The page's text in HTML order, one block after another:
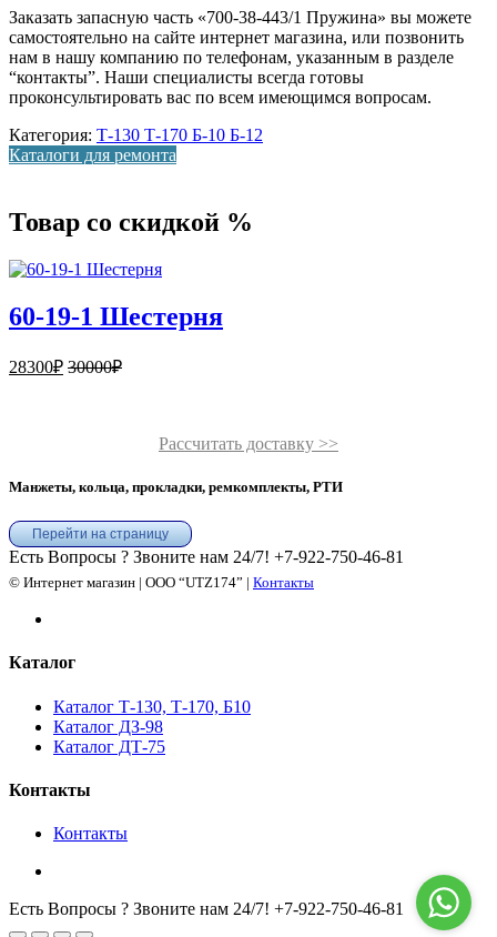
Заказать запасную часть «700-38-443/1 Пружина» вы можете
самостоятельно на сайте интернет магазина, или позвонить
нам в нашу компанию по телефонам, указанным в разделе
“контакты”. Наши специалисты всегда готовы
проконсультировать вас по всем имеющимся вопросам.
Категория: Т-130 Т-170 Б-10 Б-12
Каталоги для ремонта
Товар со скидкой %
60-19-1 Шестерня
28300₽ 30000₽
Рассчитать доставку >>
Манжеты, кольца, прокладки, ремкомплекты, РТИ
Перейти на страницу
Есть Вопросы ? Звоните нам 24/7! +7-922-750-46-81
© Интернет магазин | ООО “UTZ174” | Контакты
Каталог
Каталог Т-130, Т-170, Б10
Каталог ДЗ-98
Каталог ДТ-75
Контакты
Контакты
Есть Вопросы ? Звоните нам 24/7! +7-922-750-46-81